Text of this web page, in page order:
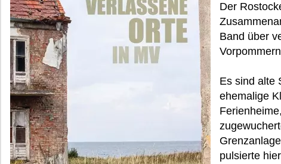
Der
Band über
Es sind alte
ehemalige
pulsierte